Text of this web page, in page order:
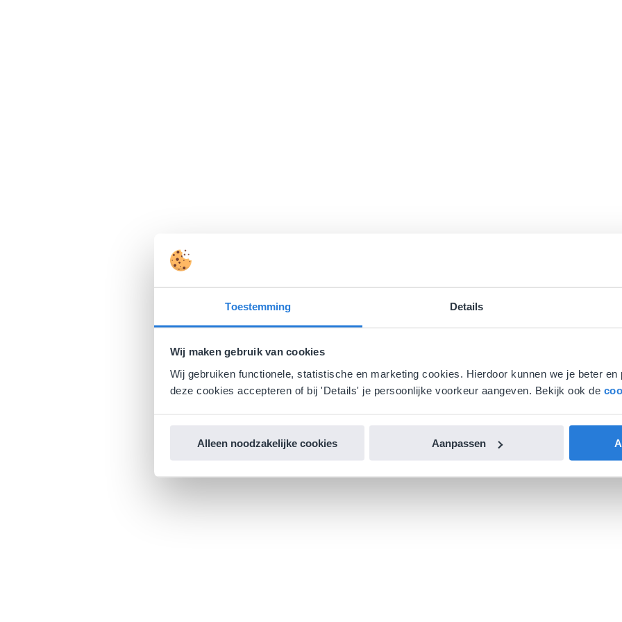
Toestemming Details
Wij maken gebruik van cookies
Wij gebruiken functionele, statistische en marketing cookies. Hierdoor kunnen we je beter
deze cookies accepteren of bij 'Details' je persoonlijke voorkeur aangeven. Bekijk ook de
Alleen noodzakelijke cookies Aanpassen